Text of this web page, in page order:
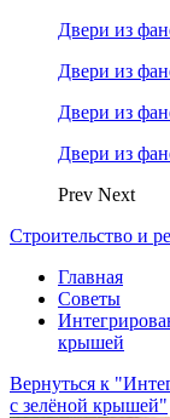
Двери из
Двери из
Двери из
Двери из
Prev Next
Строительство и
Главная
Советы
крышей
Вернуться к
с зелёной крышей"